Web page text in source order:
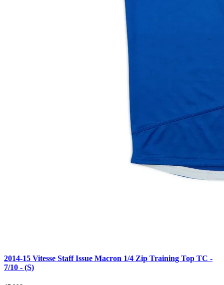
2014-15 Vitesse Staff Issue Macron 1/4 Zip Training Top TC -
7/10 - (S)